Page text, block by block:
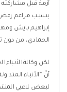
بسبب مزاعم رفض
إبراهيم بايش
الحمادي، من دون
لكن وكالة الأنباء
أنّ “الأنباء
لبعض لاعبي